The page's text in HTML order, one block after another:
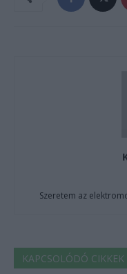
Szeretem az
KAPCSOLÓDÓ CIKKEK